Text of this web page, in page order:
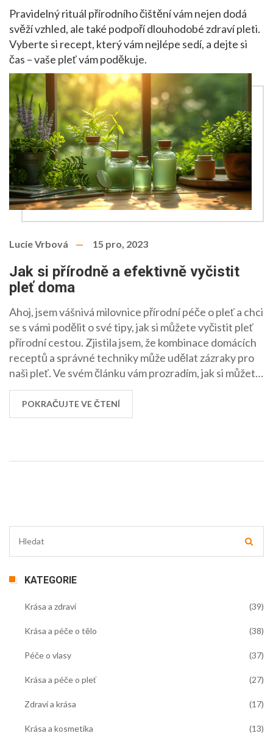
Pravidelný rituál přírodního čištění vám nejen dodá
svěží vzhled, ale také podpoří dlouhodobé zdraví pleti.
Vyberte si recept, který vám nejlépe sedí, a dejte si
čas – vaše pleť vám poděkuje.
Lucie Vrbová 15 pro, 2023
Jak si přírodně a efektivně vyčistit
pleť doma
Ahoj, jsem vášnivá milovnice přírodní péče o pleť a chci
se s vámi podělit o své tipy, jak si můžete vyčistit pleť
přírodní cestou. Zjistila jsem, že kombinace domácích
receptů a správné techniky může udělat zázraky pro
naši pleť. Ve svém článku vám prozradím, jak si můžete
pomocí jednoduchých ingrediencí z vaší kuchyně
připravit čisticí masky a tonika. Ukážu vám, jak
každodenní šetrná péče může posílit vaši pokožku a
mně a objevte krásu přírodní péče o pleť!
POKRAČUJTE VE ČTENÍ
KATEGORIE
Krása a zdraví (39)
Krása a péče o tělo (38)
Péče o vlasy (37)
Krása a péče o pleť (27)
Zdraví a krása (17)
Krása a kosmetika (13)